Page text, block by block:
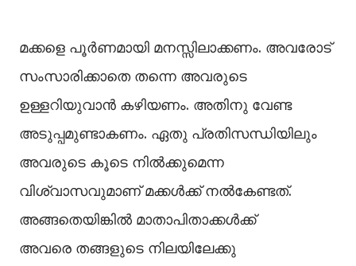
മക്കളെ പൂർണമായി മനസ്സിലാക്കണം. അവരോട്
സംസാരിക്കാതെ തന്നെ അവരുടെ
ഉള്ളറിയുവാൻ കഴിയണം. അതിനു വേണ്ട
അടുപ്പമുണ്ടാകണം. ഏതു പ്രതിസന്ധിയിലും
അവരുടെ കൂടെ നിൽക്കുമെന്ന
വിശ്വാസവുമാണ് മക്കൾക്ക് നൽകേണ്ടത്.
അങ്ങതെയിങ്കിൽ മാതാപിതാക്കൾക്ക്
അവരെ തങ്ങളുടെ നിലയിലേക്കു